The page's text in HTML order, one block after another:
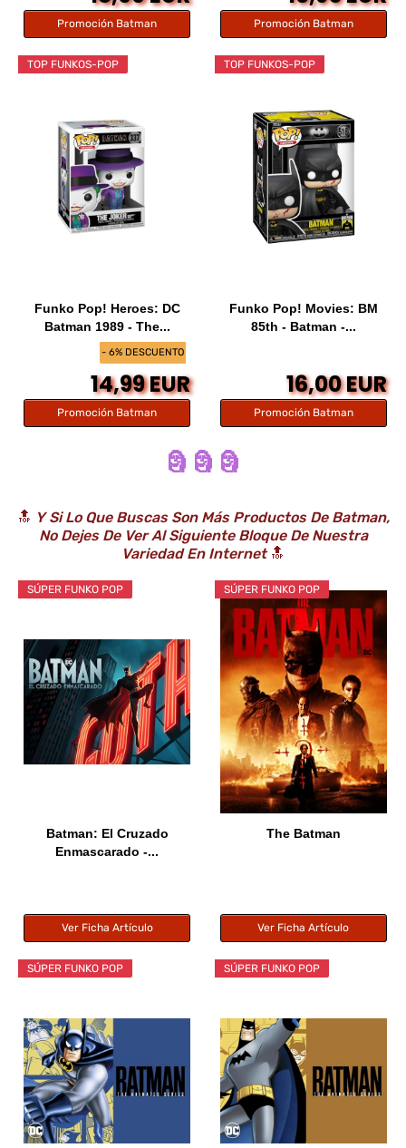
Promoción Batman Promoción Batman
- 6% DESCUENTO
TOP FUNKOS-POP
Funko Pop! Heroes: DC
Batman 1989 - The...
14,99 EUR
Promoción Batman
TOP FUNKOS-POP
Funko Pop! Movies: BM
85th - Batman -...
16,00 EUR
Promoción Batman
🗿 🗿 🗿
🔝 Y Si Lo Que Buscas Son Más Productos De Batman,
No Dejes De Ver Al Siguiente Bloque De Nuestra
Variedad En Internet🔝
SÚPER FUNKO POP
Batman: El Cruzado
Enmascarado -...
Ver Ficha Artículo
SÚPER FUNKO POP
The Batman
Ver Ficha Artículo
SÚPER FUNKO POP SÚPER FUNKO POP